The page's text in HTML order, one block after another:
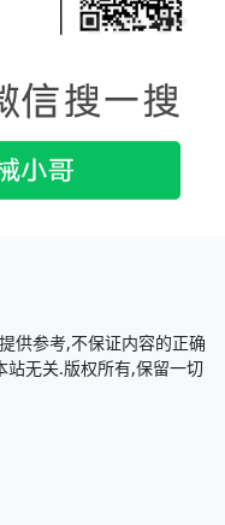
供参考,不保证内容的正确
站无关.版权所有,保留一切